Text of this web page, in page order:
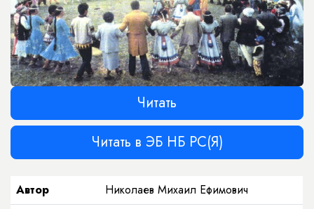
Читать
Читать в ЭБ НБ РС(Я)
Автор
Николаев Михаил Ефимович